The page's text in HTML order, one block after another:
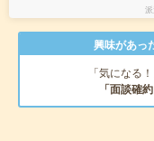
興味があっ
「気になる
「面談確約